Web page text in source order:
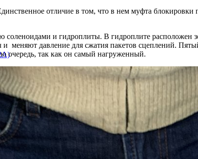
отличие в том, что в нем муфта
соленоидами и гидроплиты. В гидроплите расположен
и меняют давление для сжатия пакетов сцеплений.
очередь, так как он самый нагруженный.